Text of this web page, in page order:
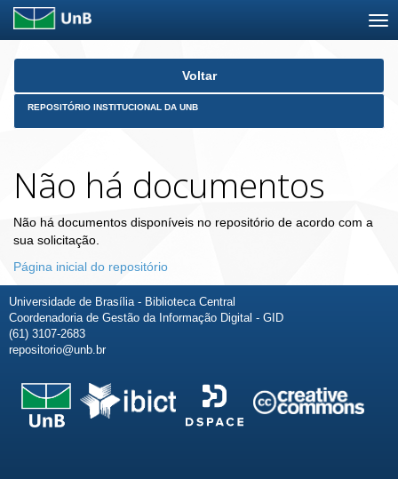
Skip
Voltar
REPOSITÓRIO INSTITUCIONAL DA UNB
Não há documentos
Não há documentos disponíveis no repositório de acordo com a
sua solicitação.
Página inicial do repositório
Universidade de Brasília - Biblioteca Central
Coordenadoria de Gestão da Informação Digital - GID
(61) 3107-2683
repositorio@unb.br